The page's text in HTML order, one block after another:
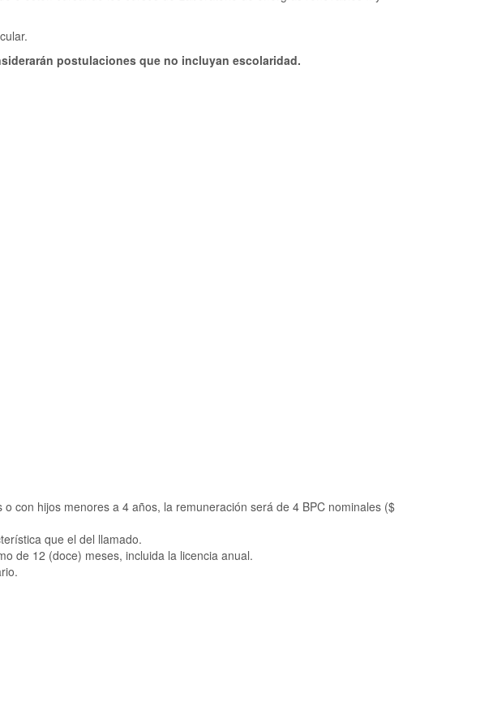
postulaciones que no incluyan escolaridad.
con hijos menores a 4 años, la remuneración será de 4 BPC nominales ($
que el del llamado.
de 12 (doce) meses, incluida la licencia anual.